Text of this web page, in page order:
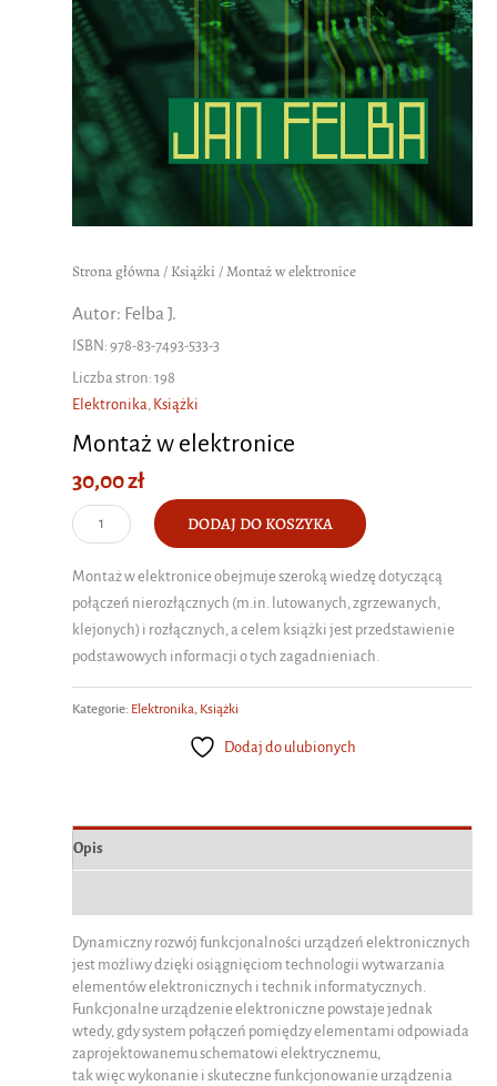
Strona główna/ Książki / Montaż w elektronice
Autor: Felba J.
ISBN: 978-83-7493-533-3
Liczba stron: 198
Elektronika Książki
Montaż w elektronice
30,00zł
ilość
Montaż
DODAJ DO KOSZYKA
Montaż w elektronice obejmuje szeroką wiedzę dotyczącą
połączeń nierozłącznych (m.in. lutowanych, zgrzewanych,
klejonych) i rozłącznych, a celem książki jest przedstawienie
podstawowych informacji o tych zagadnieniach.
Kategorie: Elektronika, Książki
Dodaj do ulubionych
Opis
Dynamiczny rozwój funkcjonalności urządzeń elektronicznych
jest możliwy dzięki osiągnięciom technologii wytwarzania
elementów elektronicznych i technik informatycznych.
Funkcjonalne urządzenie elektroniczne powstaje jednak
wtedy, gdy system połączeń pomiędzy elementami odpowiada
zaprojektowanemu schematowi elektrycznemu,
tak więc wykonanie i skuteczne funkcjonowanie urządzenia